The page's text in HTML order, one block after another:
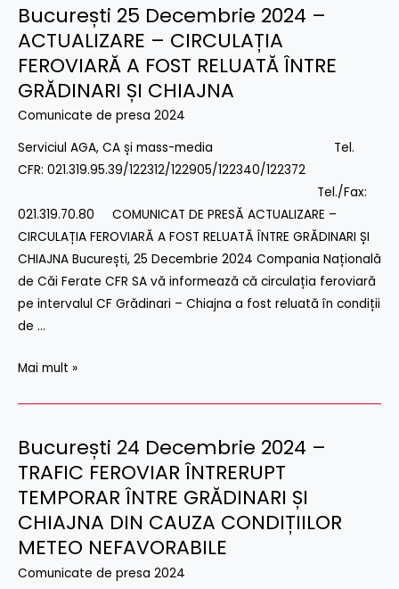
București 25 Decembrie 2024 –
ACTUALIZARE – CIRCULAȚIA
FEROVIARĂ A FOST RELUATĂ ÎNTRE
GRĂDINARI ȘI CHIAJNA
Comunicate de presa 2024
Serviciul AGA, CA și mass-media Tel.
CFR: 021.319.95.39/122312/122905/122340/122372
Tel./Fax:
021.319.70.80 COMUNICAT DE PRESĂ ACTUALIZARE –
CIRCULAȚIA FEROVIARĂ A FOST RELUATĂ ÎNTRE GRĂDINARI ȘI
CHIAJNA București, 25 Decembrie 2024 Compania Națională
de Căi Ferate CFR SA vă informează că circulația feroviară
pe intervalul CF Grădinari – Chiajna a fost reluată în condiții
de …
București
25
Decembrie
2024
–
ACTUALIZARE
–
CIRCULAȚIA
A
FOST
RELUATĂ
ÎNTRE
GRĂDINARI
ȘI
Mai mult »
București 24 Decembrie 2024 –
TRAFIC FEROVIAR ÎNTRERUPT
TEMPORAR ÎNTRE GRĂDINARI ȘI
CHIAJNA DIN CAUZA CONDIȚIILOR
METEO NEFAVORABILE
Comunicate de presa 2024
București
24
Decembrie
2024
–
TRAFIC
FEROVIAR